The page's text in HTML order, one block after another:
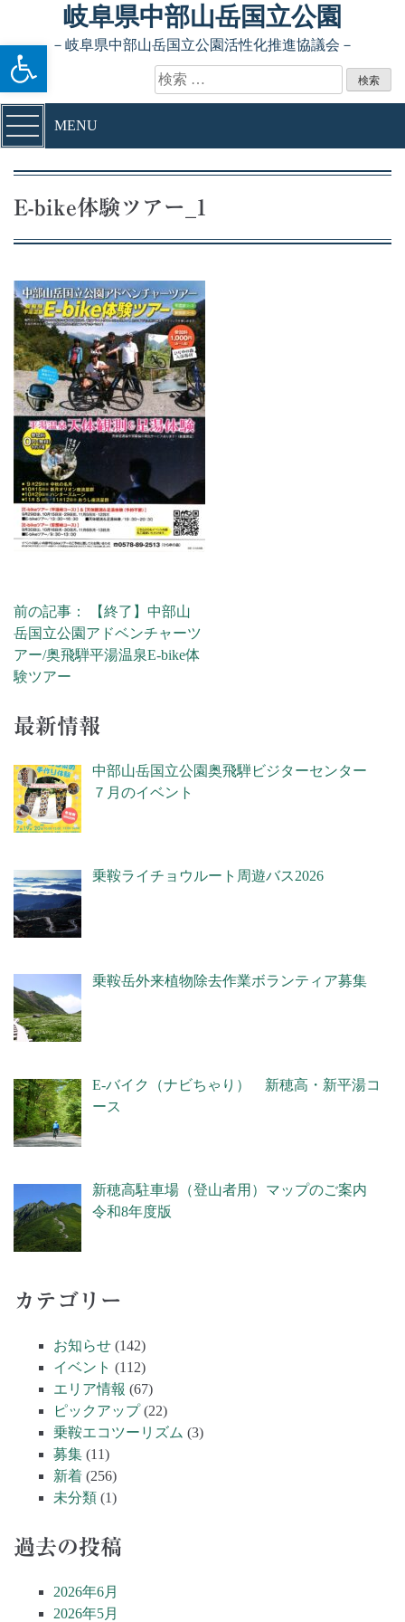
ツールバーを開く
Skip to content岐阜県中部山岳国立公園
－岐阜県中部山岳国立公園活性化推進協議会－
検索:
MENU
E-bike体験ツアー_1
投稿ナビゲーション
前の記事： 【終了】中部山
岳国立公園アドベンチャーツ
アー/奥飛騨平湯温泉E-bike体
験ツアー
最新情報
中部山岳国立公園奥飛騨ビジターセンター
７月のイベント
乗鞍ライチョウルート周遊バス2026
乗鞍岳外来植物除去作業ボランティア募集
E-バイク（ナビちゃり） 新穂高・新平湯コ
ース
新穂高駐車場（登山者用）マップのご案内
令和8年度版
カテゴリー
お知らせ (142)
イベント (112)
エリア情報 (67)
ピックアップ(22)
乗鞍エコツーリズム (3)
募集 (11)
新着 (256)
未分類 (1)
過去の投稿
2026年6月
2026年5月